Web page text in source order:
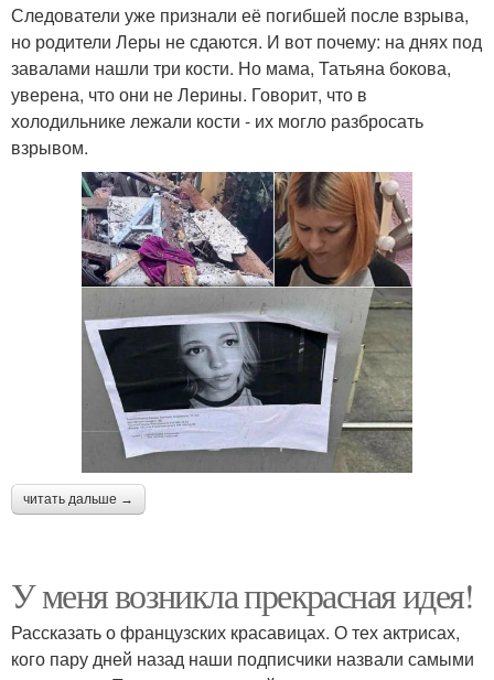
Следователи уже признали её погибшей после взрыва,
но родители Леры не сдаются. И вот почему: на днях под
завалами нашли три кости. Но мама, Татьяна бокова,
уверена, что они не Лерины. Говорит, что в
холодильнике лежали кости - их могло разбросать
взрывом.
читать дальше →
У меня возникла прекрасная идея!
Рассказать о французских красавицах. О тех актрисах,
кого пару дней назад наши подписчики назвали самыми